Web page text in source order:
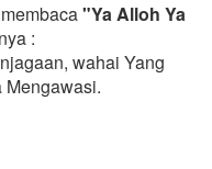
"Ya Alloh Ya
:
wahai Yang
Mengawasi.